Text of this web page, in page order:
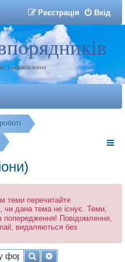
Вхід
Реєстрація
і зацікавлених
теми перечитайте
чи дана тема не існує. Теми,
попередження! Повідомлення,
видаляються без
ПошукРозширений